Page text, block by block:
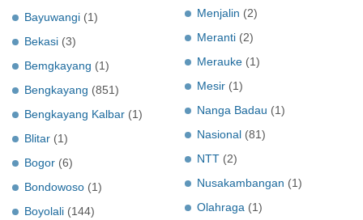
Bayuwangi (1)
Bekasi (3)
Bemgkayang (1)
Bengkayang (851)
Bengkayang Kalbar (1)
Blitar (1)
Bogor (6)
Bondowoso (1)
Boyolali (144)
Menjalin (2)
Meranti (2)
Merauke (1)
Mesir (1)
Nanga Badau (1)
Nasional (81)
NTT (2)
Nusakambangan (1)
Olahraga (1)